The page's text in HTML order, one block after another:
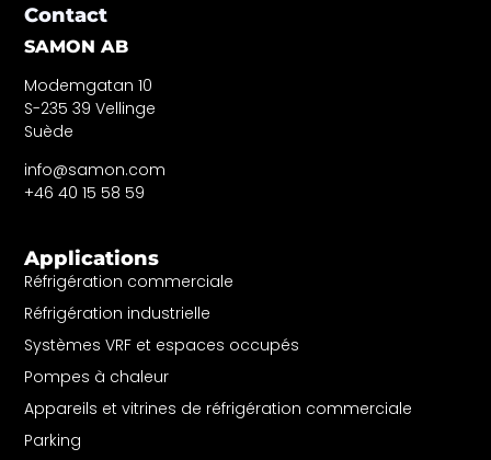
Contact
SAMON AB
Modemgatan 10
S-235 39 Vellinge
Suède
info@samon.com
+46 40 15 58 59
Applications
Réfrigération commerciale
Réfrigération industrielle
Systèmes VRF et espaces occupés
Pompes à chaleur
Appareils et vitrines de réfrigération commerciale
Parking